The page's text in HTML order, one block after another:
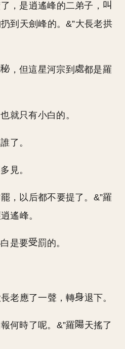
，是逍遙峰的二弟子，
到天劍峰的。&”大長老拱
，但這星河宗到
都是羅
就只有小白的。
了。
見。
，以后都不要提了。&”羅
遙峰。
是要 罰的。
老應了一聲，轉 退下。
何時了呢。&”羅
天搖了